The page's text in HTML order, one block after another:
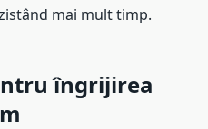
mai mult timp.
îngrijirea